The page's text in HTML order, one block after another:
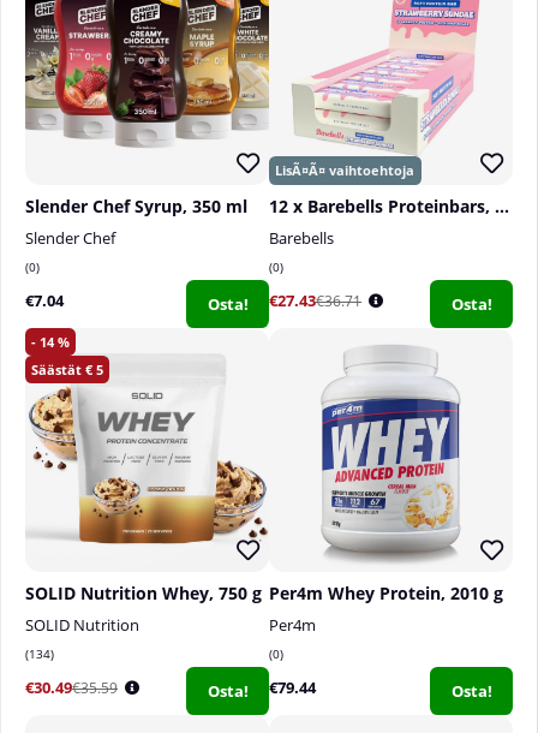
Annostusohje:
Yksi annos (10 g) sekoitetaan noin 2-3 dl veteen ja
nautitaan ennen treeniä.
Koko:
250 g - 25 annosta
Slender Chef Syrup, 350 ml
Slender Chef
0
€7.04 Osta!
12 x Barebells Proteinbars, 55 g
Barebells
0
€27.43€36.71 Osta!
14
5
SOLID Nutrition Whey, 750 g
SOLID Nutrition
134
€30.49€35.59 Osta!
Per4m Whey Protein, 2010 g
Per4m
0
€79.44 Osta!